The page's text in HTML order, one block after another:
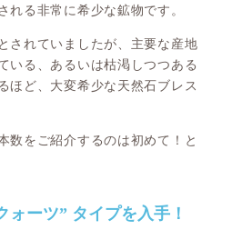
れる非常に希少な鉱物です。
されていましたが、主要な産地
いる、あるいは枯渇しつつある
ほど、大変希少な天然石ブレス
数をご紹介するのは初めて！と
ォーツ” タイプを入手！